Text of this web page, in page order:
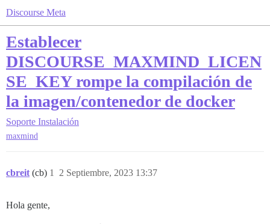
Discourse Meta
Establecer
DISCOURSE_MAXMIND_LICEN
SE_KEY rompe la compilación de
la imagen/contenedor de docker
Soporte Instalación
maxmind
cbreit (cb) 2 Septiembre, 2023 13:37
1
Hola gente,